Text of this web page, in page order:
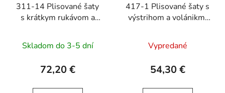
311-14 Plisované šaty
s krátkym rukávom a
Skladom do 3-5 dní
72,20 €
417-1 Plisované šaty s
výstrihom a volánikmi
Vypredané
54,30 €